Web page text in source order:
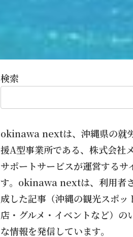
検索
okinawa nextは、沖縄県の就
援A型事業所である、株式会社
サポートサービスが運営するサ
す。okinawa nextは、利用者
成した記事（沖縄の観光スポッ
店・グルメ・イベントなど）の
な情報を発信しています。